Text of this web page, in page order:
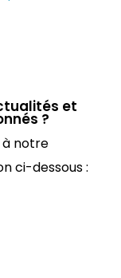
et
?
à notre
ci-dessous :